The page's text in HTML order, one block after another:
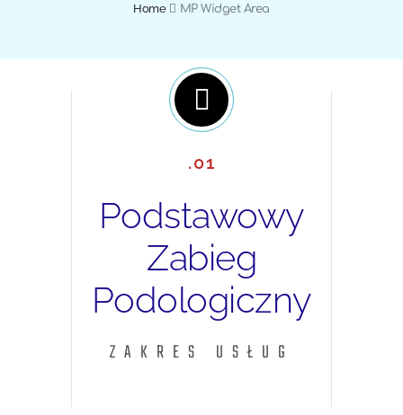
Home MP Widget Area
.01
Podstawowy
Zabieg
Podologiczny
zakres usług